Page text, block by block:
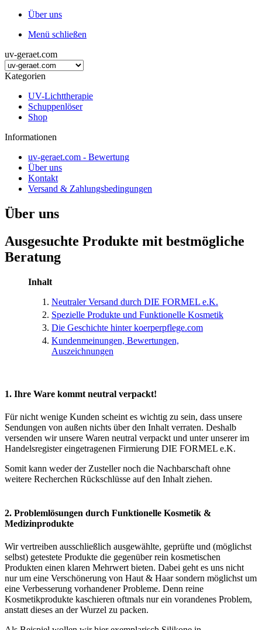
Über uns
Menü schließen
uv-geraet.com
Kategorien
UV-Lichttherapie
Schuppenlöser
Shop
Informationen
uv-geraet.com - Bewertung
Über uns
Kontakt
Versand & Zahlungsbedingungen
Über uns
Ausgesuchte Produkte mit bestmögliche
Beratung
Inhalt
Neutraler Versand durch DIE FORMEL e.K.
Spezielle Produkte und Funktionelle Kosmetik
Die Geschichte hinter koerperpflege.com
Kundenmeinungen, Bewertungen,
Auszeichnungen
1. Ihre Ware kommt neutral verpackt!
Für nicht wenige Kunden scheint es wichtig zu sein, dass unsere
Sendungen von außen nichts über den Inhalt verraten. Deshalb
versenden wir unsere Waren neutral verpackt und unter unserer im
Handelsregister eingetragenen Firmierung DIE FORMEL e.K.
Somit kann weder der Zusteller noch die Nachbarschaft ohne
weitere Recherchen Rückschlüsse auf den Inhalt ziehen.
2. Problemlösungen durch Funktionelle Kosmetik &
Medizinprodukte
Wir vertreiben ausschließlich ausgewählte, geprüfte und (möglichst
selbst) getestete Produkte die gegenüber rein kosmetischen
Produkten einen klaren Mehrwert bieten. Dabei geht es uns nicht
nur um eine Verschönerung von Haut & Haar sondern möglichst um
eine Verbesserung vorhandener Probleme. Denn reine
Kosmetikprodukte kaschieren oftmals nur ein vorandenes Problem,
anstatt dieses an der Wurzel zu packen.